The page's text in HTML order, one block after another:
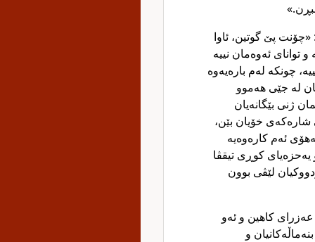
پێ گوتین، ئاوا
توانای ئەوەمان نییە
چونکە لەم بارەیەوە
لە جێی هەموو
ژنی بێگانەیان
شارەکەی خۆیان بێن،
ئەم کارەوەیە
یەحزەیای کوڕی تیقڤا
لێڤی بوون
عەزرای کاهین و ئەو
و